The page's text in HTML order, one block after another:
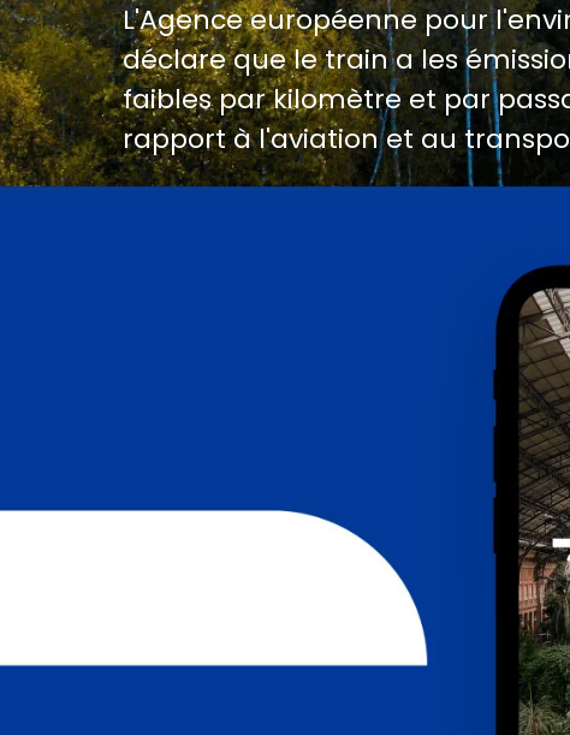
L'Agence européenne pour
déclare que le train a les
faibles par kilomètre et par
rapport à l'aviation et au